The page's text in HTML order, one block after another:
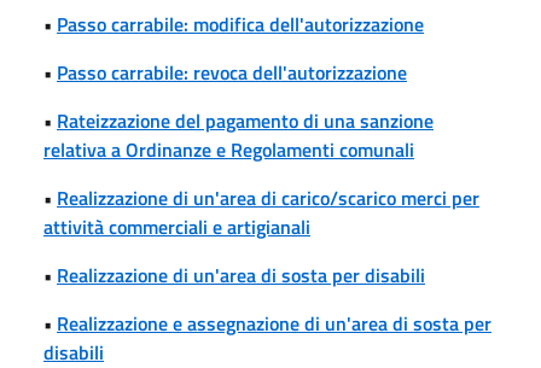
• Passo carrabile: modifica dell'autorizzazione
• Passo carrabile: revoca dell'autorizzazione
• Rateizzazione del pagamento di una sanzione
relativa a Ordinanze e Regolamenti comunali
• Realizzazione di un'area di carico/scarico merci per
attività commerciali e artigianali
• Realizzazione di un'area di sosta per disabili
• Realizzazione e assegnazione di un'area di sosta per
disabili